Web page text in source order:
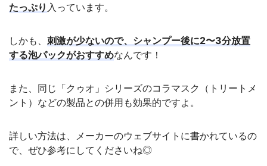
たっぷり 入っています。
しかも、 刺激が少ないので、シャンプー後に2〜3分放置
する泡パックがおすすめなんです！
また、同じ「クゥオ」シリーズのコラマスク（トリートメ
ント）などの製品との併用も効果的ですよ。
詳しい方法は、メーカーのウェブサイトに書かれているの
で、ぜひ参考にしてくださいね◎